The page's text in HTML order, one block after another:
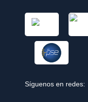
Síguenos en redes: